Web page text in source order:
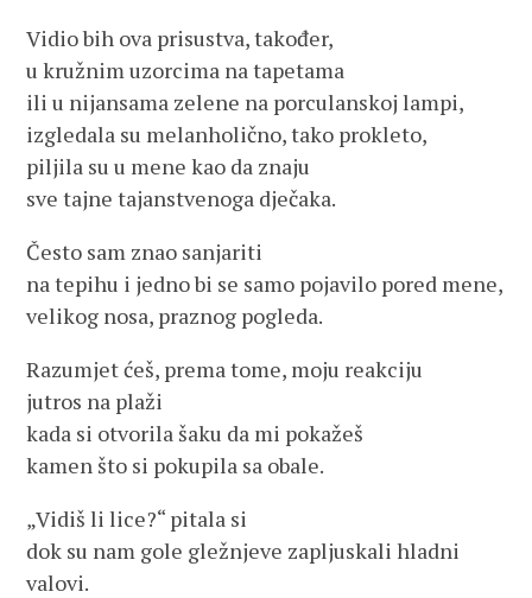
Vidio bih ova prisustva, također,
u kružnim uzorcima na tapetama
ili u nijansama zelene na porculanskoj lampi,
izgledala su melanholično, tako prokleto,
piljila su u mene kao da znaju
sve tajne tajanstvenoga dječaka.
Često sam znao sanjariti
na tepihu i jedno bi se samo pojavilo pored mene,
velikog nosa, praznog pogleda.
Razumjet ćeš, prema tome, moju reakciju
jutros na plaži
kada si otvorila šaku da mi pokažeš
kamen što si pokupila sa obale.
„Vidiš li lice?“ pitala si
dok su nam gole gležnjeve zapljuskali hladni
valovi.